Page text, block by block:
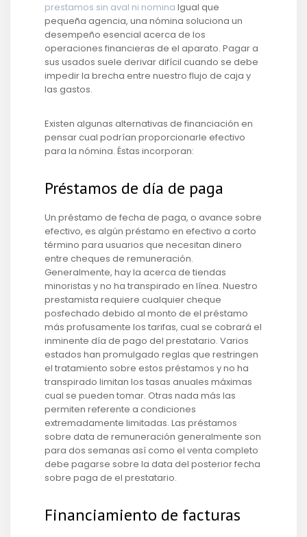
prestamos sin aval ni nomina Igual que
pequeña agencia, una nómina soluciona un
desempeño esencial acerca de los
operaciones financieras de el aparato. Pagar a
sus usados suele derivar difícil cuando se debe
impedir la brecha entre nuestro flujo de caja y
las gastos.
Existen algunas alternativas de financiación en
pensar cual podrían proporcionarle efectivo
para la nómina. Éstas incorporan:
Préstamos de día de paga
Un préstamo de fecha de paga, o avance sobre
efectivo, es algún préstamo en efectivo a corto
término para usuarios que necesitan dinero
entre cheques de remuneración.
Generalmente, hay la acerca de tiendas
minoristas y no ha transpirado en línea. Nuestro
prestamista requiere cualquier cheque
posfechado debido al monto de el préstamo
más profusamente los tarifas, cual se cobrará el
inminente día de pago del prestatario. Varios
estados han promulgado reglas que restringen
el tratamiento sobre estos préstamos y no ha
transpirado limitan los tasas anuales máximas
cual se pueden tomar. Otras nada más las
permiten referente a condiciones
extremadamente limitadas. Las préstamos
sobre data de remuneración generalmente son
para dos semanas así­ como el venta completo
debe pagarse sobre la data del posterior fecha
sobre paga de el prestatario.
Financiamiento de facturas